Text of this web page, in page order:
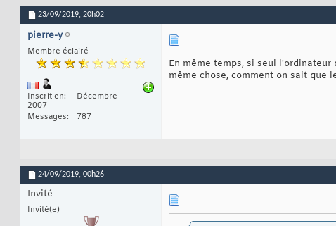
23/09/2019, 20h02
pierre-y
Membre éclairé
Inscrit en
Décembre
2007
Messages
787
En même temps, si seul
même chose, comment on sait que
24/09/2019, 00h26
Invité
Invité(e)